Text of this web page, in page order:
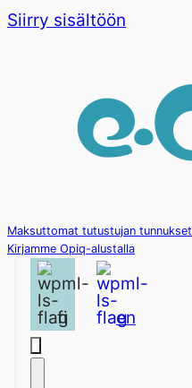
Siirry sisältöön
Maksuttomat tutustujan tunnukset
Kirjamme Opiq-alustalla
fi en